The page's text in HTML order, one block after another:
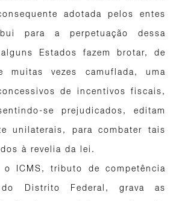
adotada pelos entes
para a perpetuação dessa
Estados fazem brotar, de
muitas vezes camuflada, uma
de incentivos fiscais,
se prejudicados, editam
unilaterais, para combater tais
à revelia da lei.
o ICMS, tributo de competência
Distrito Federal, grava as